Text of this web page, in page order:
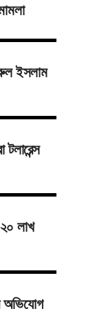
ইসলাম
লাখ
অভিযোগ